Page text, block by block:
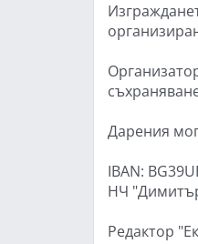
Дарения
IBAN:
НЧ
Редактор